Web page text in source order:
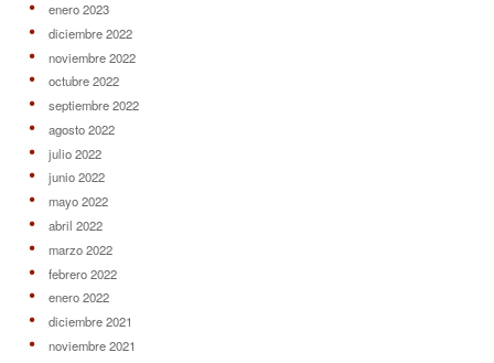
enero 2023
diciembre 2022
noviembre 2022
octubre 2022
septiembre 2022
agosto 2022
julio 2022
junio 2022
mayo 2022
abril 2022
marzo 2022
febrero 2022
enero 2022
diciembre 2021
noviembre 2021